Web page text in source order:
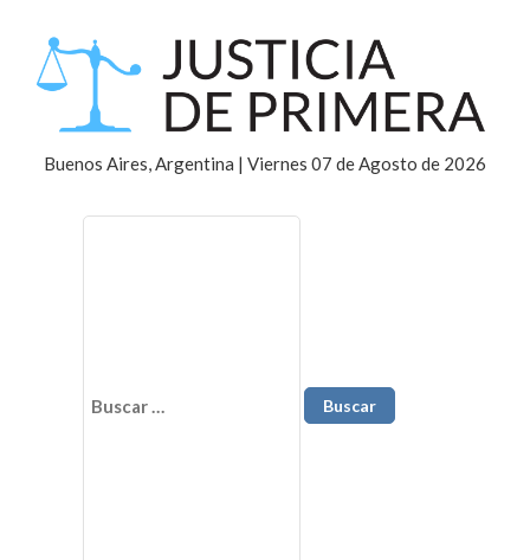
Buenos Aires, Argentina | Viernes 07 de Agosto de 2026